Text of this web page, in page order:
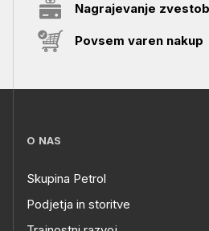
Nagrajevanje
Povsem varen nakup
O NAS
Skupina Petrol
Podjetja in storitve